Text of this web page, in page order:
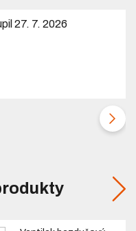
27. 7. 2026